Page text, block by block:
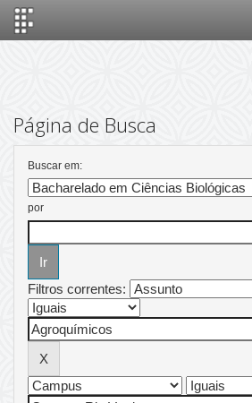
Página de Busca
Buscar em:
por
Filtros correntes: